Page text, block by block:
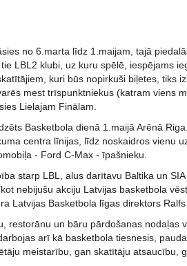
no 6.marta līdz 1.maijam, tajā
LBL2 klubi, uz kuru spēlē, iespējams
kuri būs nopirkuši biļetes, tiks
mest trīspunktniekus (katram viens
Lielajam Finālam.
Basketbola dienā 1.maijā Arēnā
centra līnijas, līdz noskaidros vienu
- Ford C-Max - īpašnieku.
starp LBL, alus darītavu Baltika un
nebijušu akciju Latvijas basketbola
Latvijas Basketbola līgas direktors Ralfs
restorānu un bāru pārdošanas nodaļas
arī kā basketbola tiesnesis,
meistarību, gan skatītāju atsaucību,